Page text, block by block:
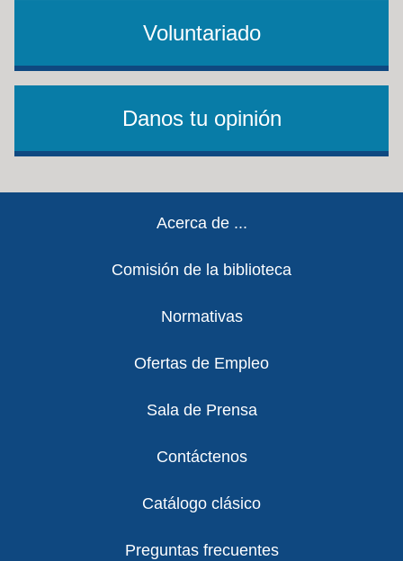
Voluntariado
Danos tu opinión
Acerca de ...
Comisión de la biblioteca
Normativas
Ofertas de Empleo
Sala de Prensa
Contáctenos
Catálogo clásico
Preguntas frecuentes